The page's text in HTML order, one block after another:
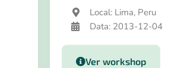
Local: Lima, Peru
Data: 2013-12-04
Ver workshop